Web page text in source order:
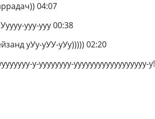
04:07
Ууууу-ууу-ууу 00:38
уУу-уУУ-уУy))))) 02:20
у-уууууууу-уууууууууууууууууу-у!